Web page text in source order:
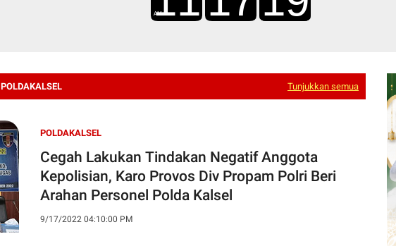
POLDAKALSEL Tunjukkan semua
POLDAKALSEL
Cegah Lakukan Tindakan Negatif Anggota
Kepolisian, Karo Provos Div Propam Polri Beri
Arahan Personel Polda Kalsel
9/17/2022 04:10:00 PM